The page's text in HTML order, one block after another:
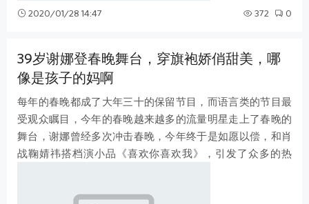
2020/01/28 14:47 372 0
39岁谢娜登春晚舞台，穿旗袍娇俏甜美，哪
像是孩子的妈啊
每年的春晚都成了大年三十的保留节目，而语言类的节目最
受观众瞩目，今年的春晚越来越多的流量明星走上了春晚的
舞台，谢娜曾经多次冲击春晚，今年终于是如愿以偿，和肖
战鞠婧祎搭档演小品《喜欢你喜欢我》，引发了众多的热